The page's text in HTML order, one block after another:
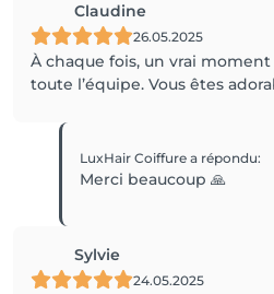
Claudine
26.05.2025
À chaque fois, un vrai
toute l’équipe. Vous êtes
LuxHair Coiffurea répondu:
Merci beaucoup 🙏
Sylvie
24.05.2025